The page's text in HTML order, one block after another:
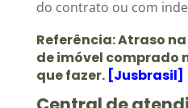
do contrato ou com
Referência:Atraso
de imóvel comprado
que fazer. [Jusbrasil]